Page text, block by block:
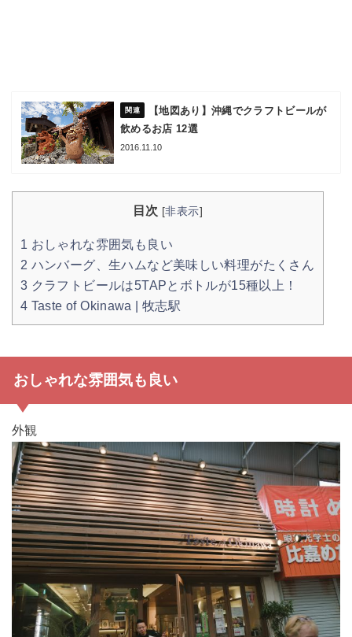
【地図あり】沖縄でクラフトビールが
飲めるお店 12選
2016.11.10
目次 [非表示]
1 おしゃれな雰囲気も良い
2 ハンバーグ、生ハムなど美味しい料理がたくさん
3 クラフトビールは5TAPとボトルが15種以上！
4 Taste of Okinawa | 牧志駅
おしゃれな雰囲気も良い
外観